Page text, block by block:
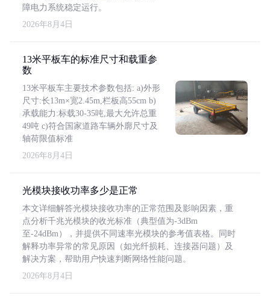
障电力系统稳定运行。
2026年8月4日
13米平板车的标准尺寸和载重参
数
13米平板车主要技术参数包括: a)外形
尺寸:长13m×宽2.45m,栏板高55cm b)
承载能力:标载30-35吨,最大允许总重
49吨 c)符合国家道路车辆外廓尺寸及
轴荷限值标准
2026年8月4日
光模块接收功率多少是正常
本文详细解答光模块接收功率的正常范围及影响因素，重
点分析千兆光模块的收光标准（典型值为-3dBm
至-24dBm），并提供不同速率光模块的参考值表格。同时
解释功率异常的常见原因（如光纤损耗、连接器问题）及
解决方案，帮助用户快速判断网络性能问题。
2026年8月4日